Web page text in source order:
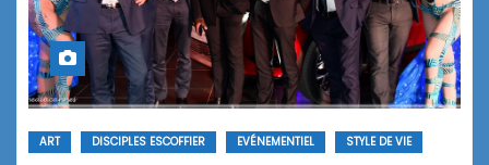
ART DISCIPLES ESCOFFIER EVÉNEMENTIEL STYLE DE VIE